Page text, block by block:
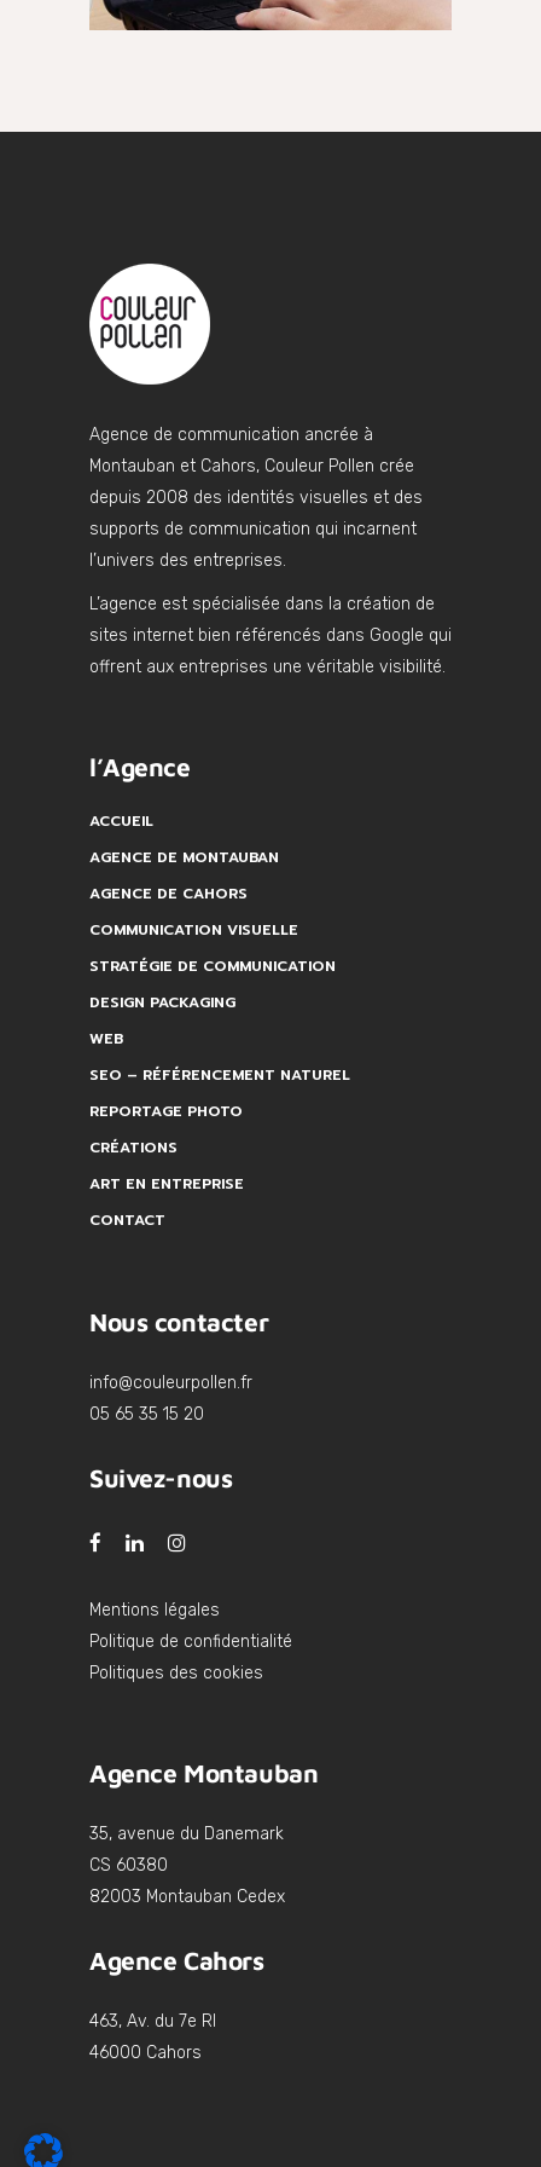
Agence de communication ancrée à
Montauban et Cahors, Couleur Pollen crée
depuis 2008 des identités visuelles et des
supports de communication qui incarnent
l’univers des entreprises.
L’agence est spécialisée dans la création de
sites internet bien référencés dans Google qui
offrent aux entreprises une véritable visibilité.
l’Agence
ACCUEIL
AGENCE DE MONTAUBAN
AGENCE DE CAHORS
COMMUNICATION VISUELLE
STRATÉGIE DE COMMUNICATION
DESIGN PACKAGING
WEB
SEO – RÉFÉRENCEMENT NATUREL
REPORTAGE PHOTO
CRÉATIONS
ART EN ENTREPRISE
CONTACT
Nous contacter
info@couleurpollen.fr
05 65 35 15 20
Suivez-nous
Mentions légales
Politique de confidentialité
Politiques des cookies
Agence Montauban
35, avenue du Danemark
CS 60380
82003 Montauban Cedex
Agence Cahors
463, Av. du 7e RI
46000 Cahors